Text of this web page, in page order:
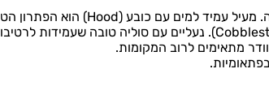
מעיל עמיד למים עם כובע (Hood) הוא הפתרון הטוב ביותר.
נעליים עם סוליה טובה שעמידות
מתאימים לרוב המקומות.